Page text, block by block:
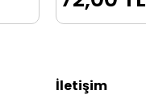
İletişim